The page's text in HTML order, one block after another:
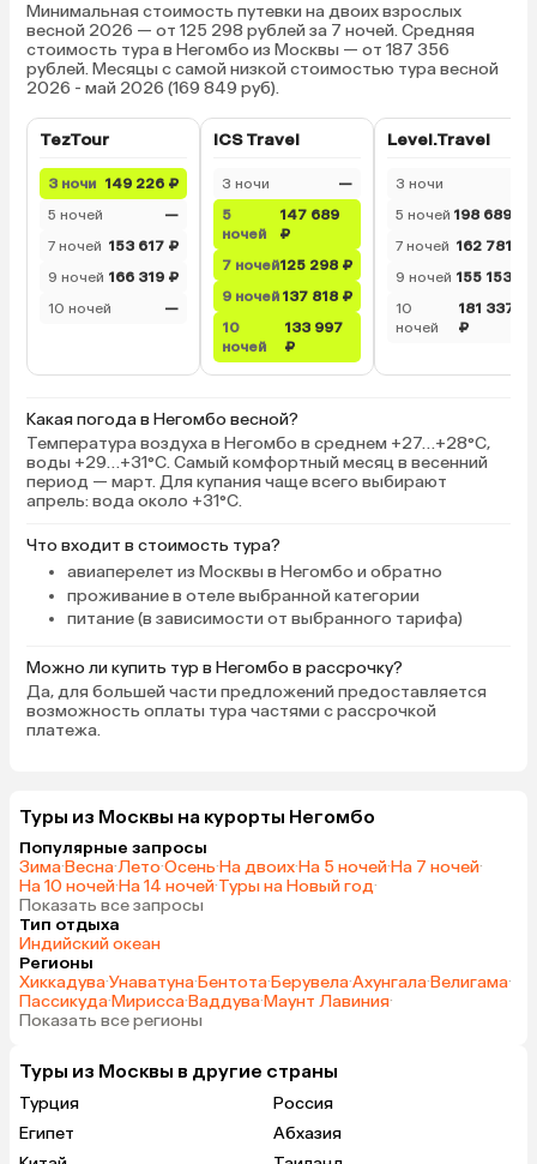
Минимальная стоимость путевки на двоих взрослых
весной 2026 — от 125 298 рублей за 7 ночей. Средняя
стоимость тура в Негомбо из Москвы — от 187 356
рублей. Месяцы с самой низкой стоимостью тура весной
2026 - май 2026 (169 849 руб).
TezTour
3 ночи 149 226 ₽
5 ночей
—
7 ночей 153 617 ₽
9 ночей 166 319 ₽
10 ночей
—
ICS Travel
3 ночи
—
5
ночей
147 689
₽
7 ночей125 298 ₽
9 ночей 137 818 ₽
10
ночей
133 997
₽
Level.Travel
3 ночи
5 ночей 198 689 ₽
7 ночей 162 781 ₽
9 ночей 155 153 ₽
10
ночей
181 337
₽
Какая погода в Негомбо весной?
Температура воздуха в Негомбо в среднем +27…+28°C,
воды +29…+31°C. Самый комфортный месяц в весенний
период — март. Для купания чаще всего выбирают
апрель: вода около +31°C.
Что входит в стоимость тура?
авиаперелет из Москвы в Негомбо и обратно
проживание в отеле выбранной категории
питание (в зависимости от выбранного тарифа)
Можно ли купить тур в Негомбо в рассрочку?
Да, для большей части предложений предоставляется
возможность оплаты тура частями с рассрочкой
платежа.
Туры из Москвы на курорты Негомбо
Популярные запросы
Зима·Весна·Лето·Осень·На двоих·На 5 ночей·На 7 ночей·
На 10 ночей·На 14 ночей·Туры на Новый год·
Показать все запросы
Тип отдыха
Индийский океан
Регионы
Хиккадува·Унаватуна·Бентота·Берувела·Ахунгала·Велигама·
Пассикуда·Мирисса·Ваддува·Маунт Лавиния·
Показать все регионы
Туры из Москвы в другие страны
Турция
Россия
Египет
Абхазия